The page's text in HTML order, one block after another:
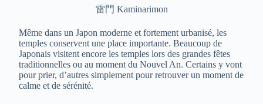
雷門 Kaminarimon
Même dans un Japon moderne et fortement urbanisé, les
temples conservent une place importante. Beaucoup de
Japonais visitent encore les temples lors des grandes fêtes
traditionnelles ou au moment du Nouvel An. Certains y vont
pour prier, d’autres simplement pour retrouver un moment de
calme et de sérénité.